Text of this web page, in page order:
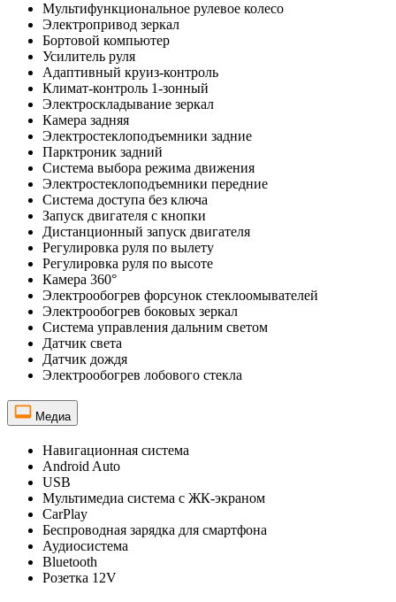
Мультифункциональное рулевое колесо
Электропривод зеркал
Бортовой компьютер
Усилитель руля
Адаптивный круиз-контроль
Климат-контроль 1-зонный
Электроскладывание зеркал
Камера задняя
Электростеклоподъемники задние
Парктроник задний
Система выбора режима движения
Электростеклоподъемники передние
Система доступа без ключа
Запуск двигателя с кнопки
Дистанционный запуск двигателя
Регулировка руля по вылету
Регулировка руля по высоте
Камера 360°
Электрообогрев форсунок стеклоомывателей
Электрообогрев боковых зеркал
Система управления дальним светом
Датчик света
Датчик дождя
Электрообогрев лобового стекла
Медиа
Навигационная система
Android Auto
USB
Мультимедиа система с ЖК-экраном
CarPlay
Беспроводная зарядка для смартфона
Аудиосистема
Bluetooth
Розетка 12V